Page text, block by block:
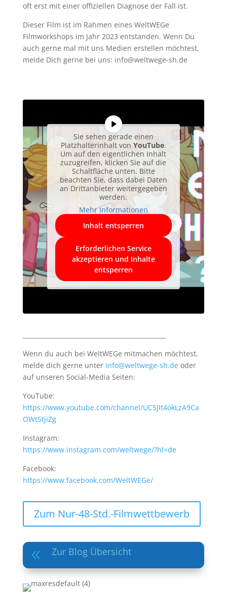
oft erst mit einer offiziellen Diagnose der Fall ist.
Dieser Film ist im Rahmen eines WeltWEGe
Filmworkshops im Jahr 2023 entstanden. Wenn Du
auch gerne mal mit uns Medien erstellen möchtest,
melde Dich gerne bei uns: info@weltwege-sh.de
Sie sehen gerade einen
Platzhalterinhalt von YouTube.
Um auf den eigentlichen Inhalt
zuzugreifen, klicken Sie auf die
Schaltfläche unten. Bitte
beachten Sie, dass dabei Daten
an Drittanbieter weitergegeben
werden.
Mehr Informationen
Inhalt entsperren
Erforderlichen Service
akzeptieren und Inhalte
entsperren
Wenn du auch bei WeltWEGe mitmachen möchtest,
melde dich gerne unter info@weltwege-sh.deoder
auf unseren Social-Media Seiten:
YouTube:
https://www.youtube.com/channel/UC5JIt4okLzA9Ca
OWt5tjiZg
Instagram:
https://www.instagram.com/weltwege/?hl=de
Facebook:
https://www.facebook.com/WeltWEGe/
Zum Nur-48-Std.-Filmwettbewerb
8 Zur Blog Übersicht